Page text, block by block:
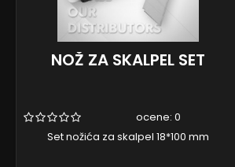
NOŽ ZA SKALPEL SET
ocene: 0
Set nožića za skalpel 18*100 mm